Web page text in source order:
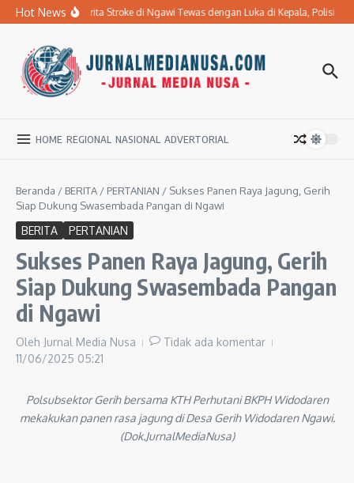
Lewati ke konten
Hot NewsIbu Penderita Stroke di Ngawi Tewas dengan Luka di Kepala, Polisi
HOME REGIONAL NASIONAL ADVERTORIAL
Beranda / BERITA / PERTANIAN / Sukses Panen Raya Jagung, Gerih
Siap Dukung Swasembada Pangan di Ngawi
BERITA PERTANIAN
Sukses Panen Raya Jagung, Gerih
Siap Dukung Swasembada Pangan
di Ngawi
Oleh Jurnal Media Nusa
Tidak ada komentar
11/06/2025 05:21
Polsubsektor Gerih bersama KTH Perhutani BKPH Widodaren
mekakukan panen rasa jagung di Desa Gerih Widodaren Ngawi.
(Dok.JurnalMediaNusa)